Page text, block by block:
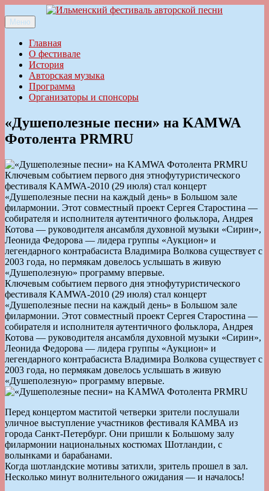
к
содержимому
Ильменский фестиваль авторской песни
Меню
Главная
О фестивале
История
Авторская музыка
Программа
Организаторы и спонсоры
«Душеполезные песни» на KAMWA
Фотолента PRMRU
Ключевым событием первого дня этнофутуристического
фестиваля KAMWA-2010 (29 июля) стал концерт
«Душеполезные песни на каждый день» в Большом зале
филармонии. Этот совместный проект Сергея Старостина —
собирателя и исполнителя аутентичного фольклора, Андрея
Котова — руководителя ансамбля духовной музыки «Сирин»,
Леонида Федорова — лидера группы «Аукцион» и
легендарного контрабасиста Владимира Волкова существует с
2003 года, но пермякам довелось услышать в живую
«Душеполезную» программу впервые.
Ключевым событием первого дня этнофутуристического
фестиваля KAMWA-2010 (29 июля) стал концерт
«Душеполезные песни на каждый день» в Большом зале
филармонии. Этот совместный проект Сергея Старостина —
собирателя и исполнителя аутентичного фольклора, Андрея
Котова — руководителя ансамбля духовной музыки «Сирин»,
Леонида Федорова — лидера группы «Аукцион» и
легендарного контрабасиста Владимира Волкова существует с
2003 года, но пермякам довелось услышать в живую
«Душеполезную» программу впервые.
Перед концертом маститой четверки зрители послушали
уличное выступление участников фестиваля КАМВА из
города Санкт-Петербург. Они пришли к Большому залу
филармонии национальных костюмах Шотландии, с
волынками и барабанами.
Когда шотландские мотивы затихли, зритель прошел в зал.
Несколько минут волнительного ожидания — и началось!